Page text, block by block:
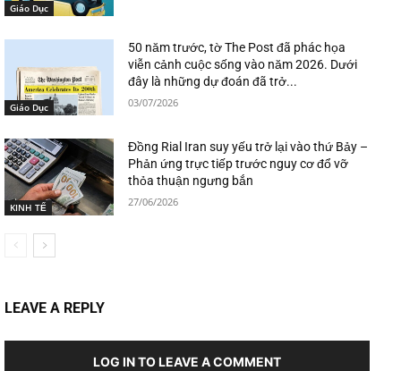
Giáo Dục
Giáo Dục
50 năm trước, tờ The Post đã phác họa
viễn cảnh cuộc sống vào năm 2026. Dưới
đây là những dự đoán đã trở...
03/07/2026
KINH TẾ
Đồng Rial Iran suy yếu trở lại vào thứ Bảy –
Phản ứng trực tiếp trước nguy cơ đổ vỡ
thỏa thuận ngưng bắn
27/06/2026
LEAVE A REPLY
LOG IN TO LEAVE A COMMENT